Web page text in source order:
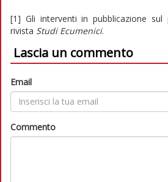
[1] Gli interventi in pubblicazione sul
rivista Studi Ecumenici.
Lascia un commento
Email
Commento